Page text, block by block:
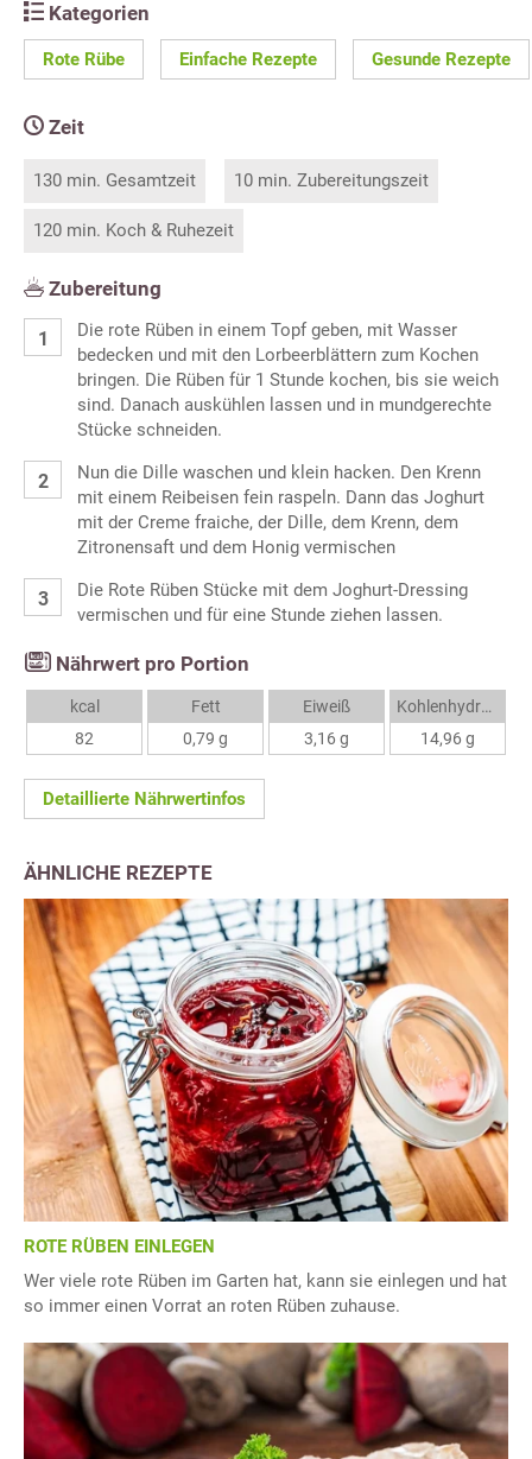
Kategorien
Rote Rübe Einfache Rezepte Gesunde Rezepte
Zeit
130 min. Gesamtzeit 10 min. Zubereitungszeit
120 min. Koch & Ruhezeit
Zubereitung
Die rote Rüben in einem Topf geben, mit Wasser
bedecken und mit den Lorbeerblättern zum Kochen
bringen. Die Rüben für 1 Stunde kochen, bis sie weich
sind. Danach auskühlen lassen und in mundgerechte
Stücke schneiden.
Nun die Dille waschen und klein hacken. Den Krenn
mit einem Reibeisen fein raspeln. Dann das Joghurt
mit der Creme fraiche, der Dille, dem Krenn, dem
Zitronensaft und dem Honig vermischen
Die Rote Rüben Stücke mit dem Joghurt-Dressing
vermischen und für eine Stunde ziehen lassen.
Nährwert pro Portion
kcal
82
Fett
0,79 g
Eiweiß
3,16 g
Kohlenhydrate
14,96 g
Detaillierte Nährwertinfos
ÄHNLICHE REZEPTE
ROTE RÜBEN EINLEGEN
Wer viele rote Rüben im Garten hat, kann sie einlegen und hat
so immer einen Vorrat an roten Rüben zuhause.